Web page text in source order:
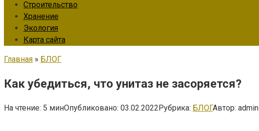
Строительство
Хранение
Экология
Карта сайта
Главная » БЛОГ
Как убедиться, что унитаз не засоряется?
На чтение: 5 минОпубликовано: 03.02.2022Рубрика: БЛОГАвтор: admin